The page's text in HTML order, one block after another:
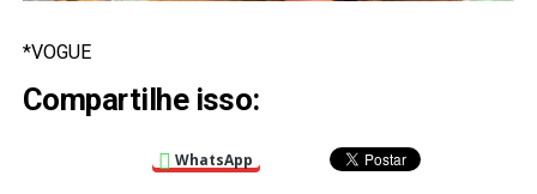
*VOGUE
Compartilhe isso:
WhatsApp